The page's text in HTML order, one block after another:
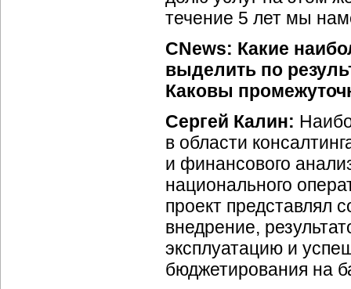
течение 5 лет мы
CNews: Какие
выделить по
Каковы
Сергей Калин:
в области
и финансового
национального
проект представлял
внедрение,
эксплуатацию и
бюджетирования на